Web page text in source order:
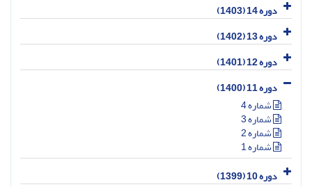
دوره 14 (1403)
دوره 13 (1402)
دوره 12 (1401)
دوره 11 (1400)
شماره 4
شماره 3
شماره 2
شماره 1
دوره 10 (1399)